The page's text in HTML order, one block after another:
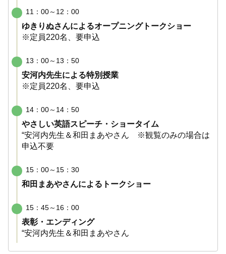
11：00～12：00
ゆきりぬさんによるオープニングトークショー
※定員220名、要申込
13：00～13：50
安河内先生による特別授業
※定員220名、要申込
14：00～14：50
やさしい英語スピーチ・ショータイム
“安河内先生＆和田まあやさん ※観覧のみの場合は
申込不要
15：00～15：30
和田まあやさんによるトークショー
15：45～16：00
表彰・エンディング
“安河内先生＆和田まあやさん